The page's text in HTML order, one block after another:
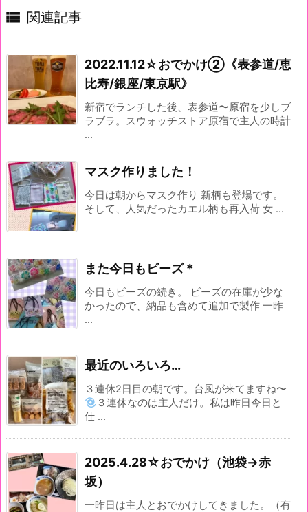
 関連記事
2022.11.12☆おでかけ②《表参道/恵
比寿/銀座/東京駅》
新宿でランチした後、表参道〜原宿を少しブ
ラブラ。スウォッチストア原宿で主人の時計
...
マスク作りました！
今日は朝からマスク作り 新柄も登場です。
そして、人気だったカエル柄も再入荷 女 ...
また今日もビーズ＊
今日もビーズの続き。 ビーズの在庫が少な
かったので、納品も含めて追加で製作 一昨
...
最近のいろいろ…
３連休2日目の朝です。台風が来てますね〜
３連休なのは主人だけ。私は昨日今日と
仕 ...
2025.4.28☆おでかけ（池袋→赤
坂）
一昨日は主人とおでかけしてきました。（有